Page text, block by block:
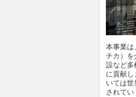
本事業は
チカ）を
設など多
に貢献し
いては
されて